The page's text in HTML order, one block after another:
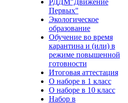
РДДМ"Движение
Первых"
Экологическое
образование
Обучение во время
карантина и (или) в
режиме повышенной
готовности
Итоговая аттестация
О наборе в 1 класс
О наборе в 10 класс
Набор в